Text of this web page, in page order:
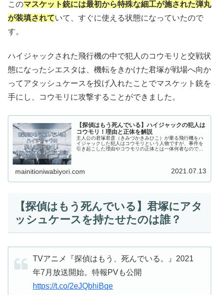
このマスケット銃には最初から特殊な細工が施された弾丸
が装填されていて、すぐに使える状態になっていたので
す。
ハイジャックされた飛行機の中で犯人のコウモリと交戦状
態になったシエスタは、機転をきかけた君塚が戦場へ向か
ってアタッシュケースを投げ入れたことでマスケット銃を
手にし、コウモリに攻撃することができました。
【探偵はもう死んでいる】ハイジャックの犯人は
コウモリ！理由と正体を解説
主人公の君塚君彦（きみづかきみひこ）が乗る飛行機をハ
イジャックした犯人はコウモリという人物ですが、事件を
引き起こした理由やコウモリの正体とは一体何者なのでし
mainitioniwabiyori.com 2021.07.13
【探偵はもう死んでいる】君塚にアタ
ッシュケースを持たせたのは誰？
TVアニメ『探偵はもう、死んでいる。』2021
年7月放送開始。特報PVも公開
https://t.co/2eJQbhiBqe